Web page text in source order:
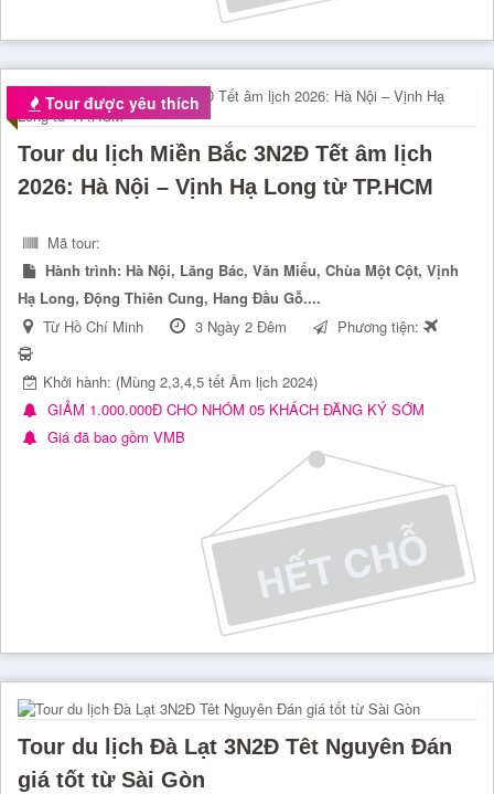
Tour được yêu thích
Tour du lịch Miền Bắc 3N2Đ Tết âm lịch
2026: Hà Nội – Vịnh Hạ Long từ TP.HCM
Mã tour:
Hành trình: Hà Nội, Lăng Bác, Văn Miếu, Chùa Một Cột, Vịnh
Hạ Long, Động Thiên Cung, Hang Đầu Gỗ....
Từ Hồ Chí Minh
3 Ngày 2 Đêm Phương tiện:
Khởi hành: (Mùng 2,3,4,5 tết Âm lịch 2024)
GIẢM 1.000.000Đ CHO NHÓM 05 KHÁCH ĐĂNG KÝ SỚM
Giá đã bao gồm VMB
Tour du lịch Đà Lạt 3N2Đ Têt Nguyên Đán
giá tốt từ Sài Gòn